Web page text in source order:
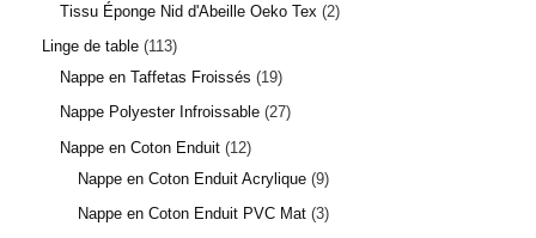
Tissu Éponge Nid d'Abeille Oeko Tex
2
Linge de table 113
Nappe en Taffetas Froissés
19
Nappe Polyester Infroissable 27
Nappe en Coton Enduit 12
Nappe en Coton Enduit Acrylique 9
Nappe en Coton Enduit PVC Mat 3